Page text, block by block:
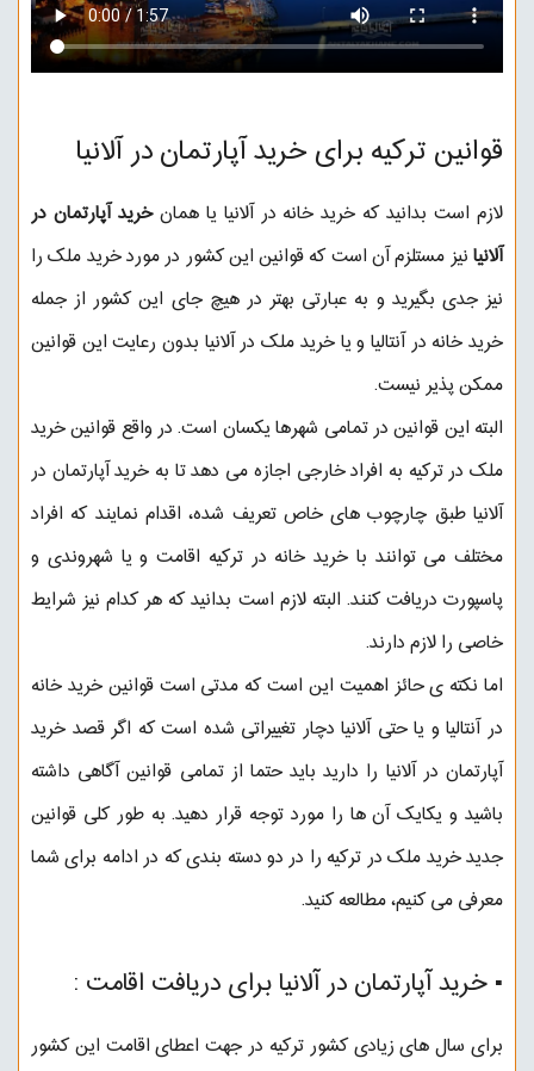
قوانین ترکیه برای خرید آپارتمان در آلانیا
لازم است بدانید که خرید خانه در آلانیا یا همانخرید آپارتمان در
آلانیانیز مستلزم آن است که قوانین این کشور در مورد خرید ملک را
نیز جدی بگیرید و به عبارتی بهتر در هیچ جای این کشور از جمله
خرید خانه در آنتالیا و یا خرید ملک در آلانیا بدون رعایت این قوانین
ممکن پذیر نیست.
البته این قوانین در تمامی شهرها یکسان است. در واقع قوانینخرید
ملک در ترکیه به افراد خارجی اجازه می دهد تا به خرید آپارتمان در
آلانیا طبق چارچوب های خاص تعریف شده، اقدام نمایند که افراد
مختلف می توانند با خرید خانه در ترکیه اقامت و یا شهروندی و
پاسپورت دریافت کنند. البته لازم است بدانید که هر کدام نیز شرایط
خاصی را لازم دارند.
اما نکته ی حائز اهمیت این است که مدتی است قوانین خرید خانه
در آنتالیا و یا حتی آلانیا دچار تغییراتی شده است که اگر قصد خرید
آپارتمان در آلانیا را دارید باید حتما از تمامی قوانین آگاهی داشته
باشید و یکایک آن ها را مورد توجه قرار دهید. به طور کلی قوانین
جدید خرید ملک در ترکیه را در دو دسته بندی که در ادامه برای شما
معرفی می کنیم، مطالعه کنید.
▪︎ ️خرید آپارتمان در آلانیا برای دریافت اقامت :
برای سال های زیادی کشور ترکیه در جهت اعطای اقامت این کشور